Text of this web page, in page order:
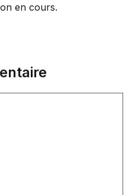
en cours.